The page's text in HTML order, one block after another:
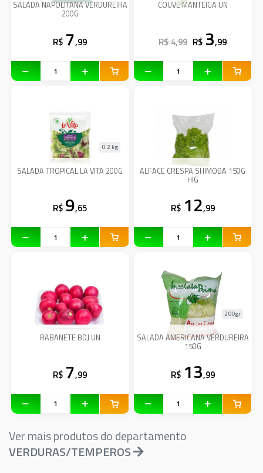
SALADA NAPOLITANA VERDUREIRA
200G
R$ 7,99
COUVE MANTEIGA UN
R$ 4,99 R$ 3,99
SALADA TROPICAL LA VITA 200G
0.2 kg
R$ 9,65
ALFACE CRESPA SHIMODA 150G
HIG
R$ 12,99
RABANETE BDJ UN
R$ 7,99
SALADA AMERICANA VERDUREIRA
150G
200gr
R$ 13,99
Ver mais produtos do departamento
VERDURAS/TEMPEROS